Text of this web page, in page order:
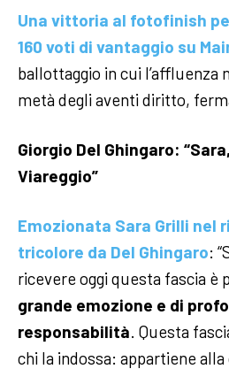
Una vittoria al fotofinish
160 voti di vantaggio su
ballottaggio in cui l’affluenza
metà degli aventi diritto,
Giorgio Del Ghingaro:
Viareggio”
Emozionata Sara Grilli nel
tricolore da Del Ghingaro:
ricevere oggi questa fascia è
grande emozione e di
responsabilità. Questa
chi la indossa: appartiene